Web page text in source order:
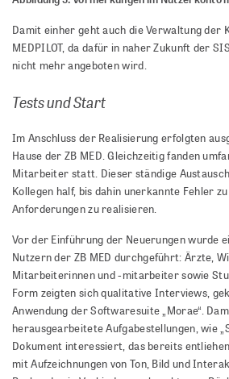
Damit einher geht auch die Verwaltung der
MEDPILOT, da dafür in naher Zukunft der
nicht mehr angeboten wird.
Tests und Start
Im Anschluss der Realisierung erfolgten
Hause der ZB MED. Gleichzeitig fanden
Mitarbeiter statt. Dieser ständige
Kollegen half, bis dahin unerkannte Fehler
Anforderungen zu realisieren.
Vor der Einführung der Neuerungen wurde
Nutzern der ZB MED durchgeführt: Ärzte,
Mitarbeiterinnen und -mitarbeiter sowie
Form zeigten sich qualitative Interviews,
Anwendung der Softwaresuite „Morae“.
herausgearbeitete Aufgabestellungen, wie
Dokument interessiert, das bereits
mit Aufzeichnungen von Ton, Bild und